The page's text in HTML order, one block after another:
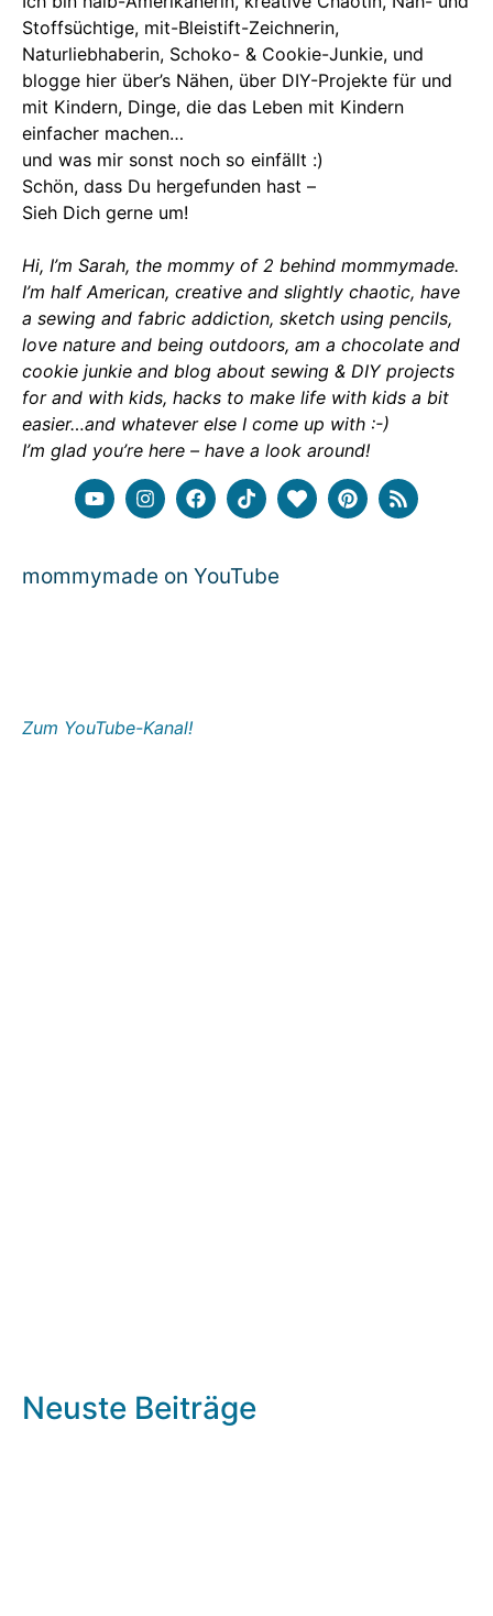
Stoffsüchtige, mit-Bleistift-Zeichnerin,
Naturliebhaberin, Schoko- & Cookie-Junkie, und
blogge hier über’s Nähen, über DIY-Projekte für und
mit Kindern, Dinge, die das Leben mit Kindern
einfacher machen…
und was mir sonst noch so einfällt :)
Schön, dass Du hergefunden hast –
Sieh Dich gerne um!
Hi, I’m Sarah, the mommy of 2 behind mommymade.
I’m half American, creative and slightly chaotic, have
a sewing and fabric addiction, sketch using pencils,
love nature and being outdoors, am a chocolate and
cookie junkie and blog about sewing & DIY projects
for and with kids, hacks to make life with kids a bit
easier…and whatever else I come up with :-)
I’m glad you’re here – have a look around!
mommymade on YouTube
Zum YouTube-Kanal!
Neuste Beiträge